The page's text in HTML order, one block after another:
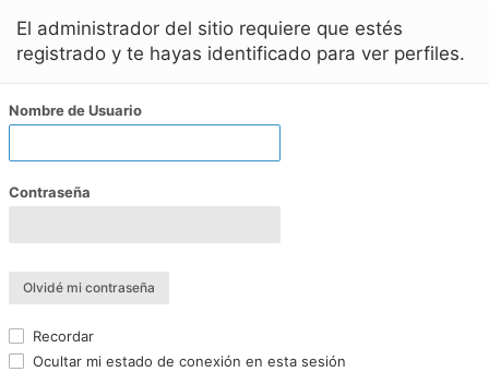
El administrador del sitio requiere que estés
registrado y te hayas identificado para ver perfiles.
Nombre de Usuario
Contraseña
Olvidé mi contraseña
Recordar
Ocultar mi estado de conexión en esta sesión